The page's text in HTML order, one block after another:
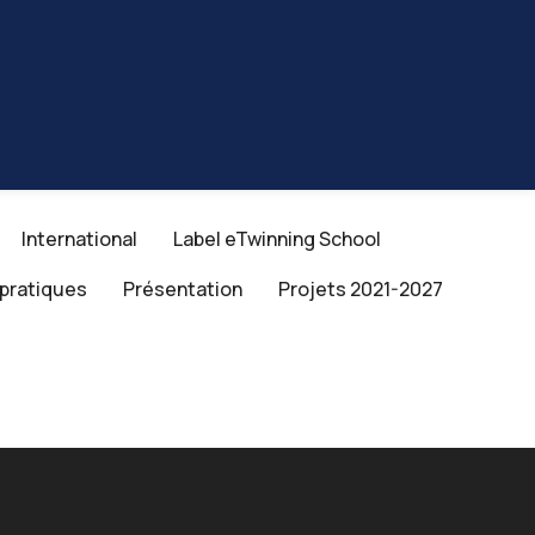
International
Label eTwinning School
Présentation Projets 2021-2027